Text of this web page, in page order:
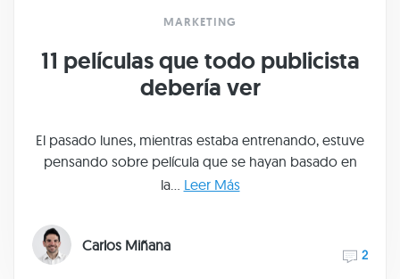
MARKETING
11 películas que todo publicista
debería ver
El pasado lunes, mientras estaba entrenando, estuve
pensando sobre película que se hayan basado en
la... Leer Más
Carlos Miñana
2